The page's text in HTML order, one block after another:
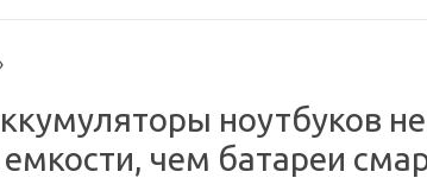
›
ноутбуков
чем батареи